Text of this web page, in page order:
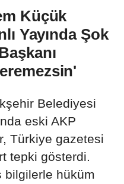
Küçük
Yayında Şok
Belediyesi
eski AKP
Türkiye gazetesi
tepki gösterdi.
bilgilerle hüküm